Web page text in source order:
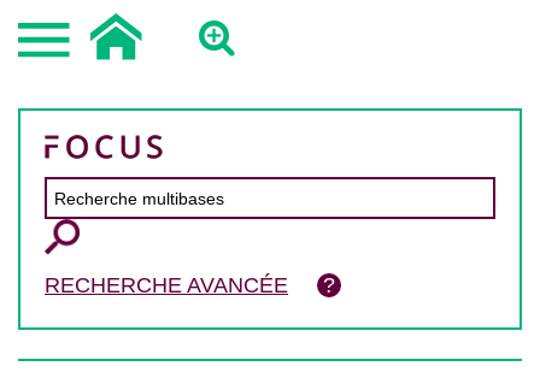
RECHERCHE AVANCÉE